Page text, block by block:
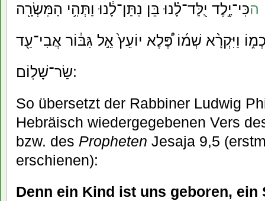
הכִּי־יֶ֣לֶד יֻלַּד־לָ֗נוּ בֵּן נִתַּן־לָ֔נוּ וַתְּהִ֥י הַמִּשְׂרָ֖ה
וַיִּקְרָ֨א שְׁמ֜וֹ פֶּ֠לֶא יוֹעֵץ֙ אֵ֣ל גִּבּ֔וֹר אֲבִי־עַ֖ד
שַׂר־שָׁלֽוֹם:
So übersetzt der Rabbiner Ludwig
Hebräisch wiedergegebenen Vers
bzw. des Propheten Jesaja 9,5
erschienen):
Denn ein Kind ist uns geboren, ein